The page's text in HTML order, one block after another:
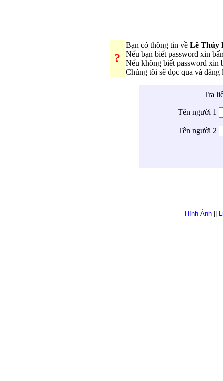
?
Bạn có thông tin về Lê Thúy
Nếu bạn biết password xin
Nếu không biết password xin
Chúng tôi sẽ đọc qua và đăng
Tra
Tên người 1
Tên người 2
Hình Ảnh